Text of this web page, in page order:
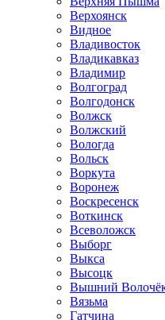
Верхоянск
Видное
Владивосток
Владикавказ
Владимир
Волгоград
Волгодонск
Волжск
Волжский
Вологда
Вольск
Воркута
Воронеж
Воскресенск
Воткинск
Всеволожск
Выборг
Выкса
Высоцк
Вышний
Вязьма
Гатчина